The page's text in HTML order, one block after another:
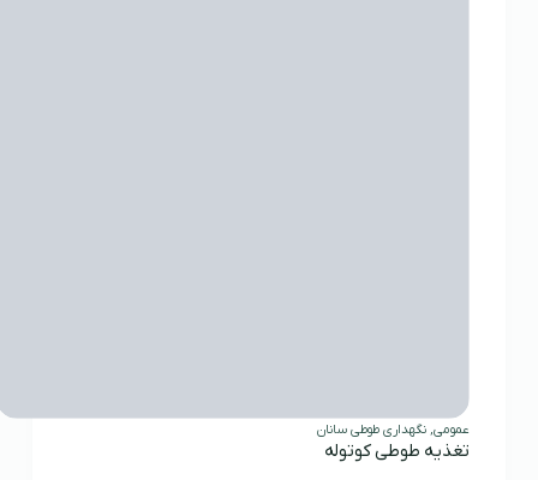
عمومی, نگهداری طوطی سانان
تغذیه طوطی کوتوله